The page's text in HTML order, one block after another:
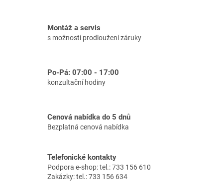
Montáž a servis
s možností prodloužení záruky
Po-Pá: 07:00 - 17:00
konzultační hodiny
Cenová nabídka do 5 dnů
Bezplatná cenová nabídka
Telefonické kontakty
Podpora e-shop: tel.: 733 156 610
Zakázky: tel.: 733 156 634